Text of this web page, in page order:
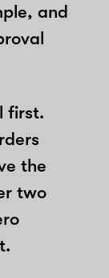
and
first.
the
two